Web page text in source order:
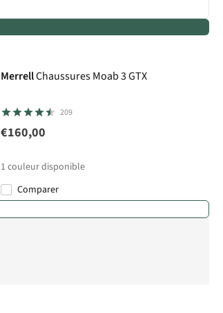
MerrellChaussures Moab 3 GTX
209
€160,00
1 couleur disponible
Comparer